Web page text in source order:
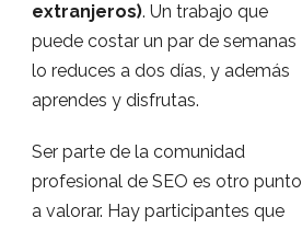
extranjeros). Un trabajo que
puede costar un par de semanas
lo reduces a dos días, y además
aprendes y disfrutas.
Ser parte de la comunidad
profesional de SEO es otro punto
a valorar. Hay participantes que